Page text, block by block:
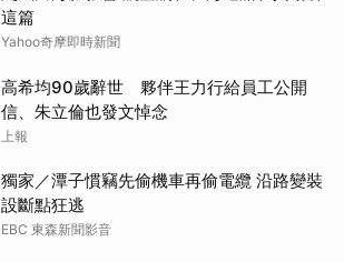
這篇
Yahoo奇摩即時新聞
高希均90歲辭世 夥伴王力行給員工公開
信、朱立倫也發文悼念
上報
獨家／潭子慣竊先偷機車再偷電纜 沿路變裝
設斷點狂逃
EBC 東森新聞影音